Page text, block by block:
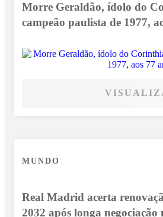
Morre Geraldão, ídolo do
campeão paulista de 1977,
MUNDO
Real Madrid acerta
2032 após longa negociação